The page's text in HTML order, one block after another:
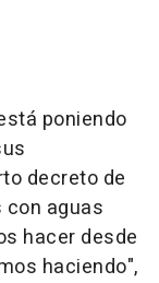
poniendo
decreto de
con aguas
hacer desde
haciendo",